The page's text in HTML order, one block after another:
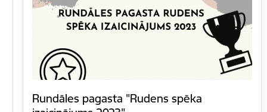
Rundāles pagasta "Rudens spēka